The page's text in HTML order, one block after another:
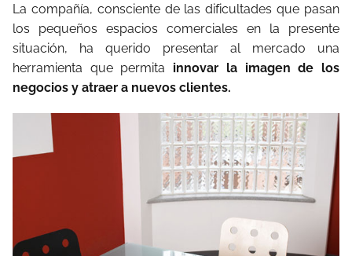
La compañía, consciente de las dificultades que pasan
los pequeños espacios comerciales en la presente
situación, ha querido presentar al mercado una
herramienta que permita innovar la imagen de los
negocios y atraer a nuevos clientes.